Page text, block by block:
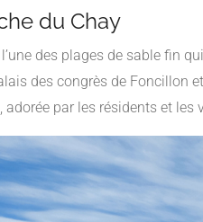
du Chay
des plages de sable fin
des congrès de Foncillon
par les résidents et les